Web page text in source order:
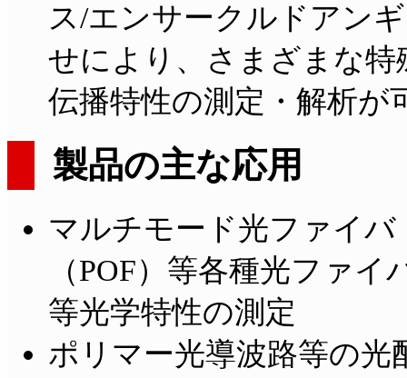
ス/エンサークルドアン
せにより、さまざまな
伝播特性の測定・解析が
製品の主な応用
マルチモード光ファイ
（POF）等各種光ファ
等光学特性の測定
ポリマー光導波路等の光